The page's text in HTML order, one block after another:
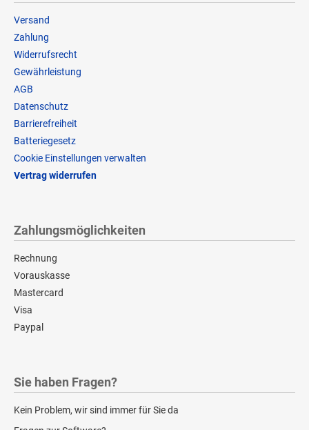
Versand
Zahlung
Widerrufsrecht
Gewährleistung
AGB
Datenschutz
Barrierefreiheit
Batteriegesetz
Cookie Einstellungen verwalten
Vertrag widerrufen
Zahlungsmöglichkeiten
Rechnung
Vorauskasse
Mastercard
Visa
Paypal
Sie haben Fragen?
Kein Problem, wir sind immer für Sie da